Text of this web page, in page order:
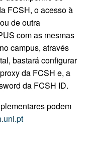
FCSH, o acesso à
de outra
com as mesmas
campus, através
bastará configurar
da FCSH e, a
da FCSH ID.
podem